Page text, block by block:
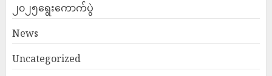
၂၀၂၅ရွေးကောက်ပွဲ
News
Uncategorized